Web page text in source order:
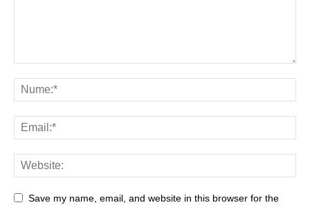
Save my name, email, and website in this browser for the